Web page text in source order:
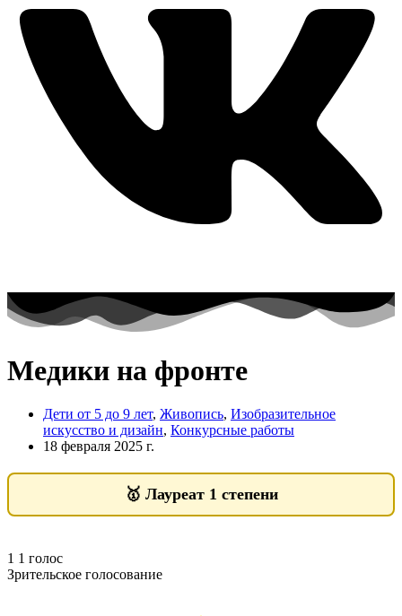
Медики на фронте
Дети от 5 до 9 лет, Живопись, Изобразительное
искусство и дизайн, Конкурсные работы
18 февраля 2025 г.
🥇 Лауреат 1 степени
1 1 голос
Зрительское голосование